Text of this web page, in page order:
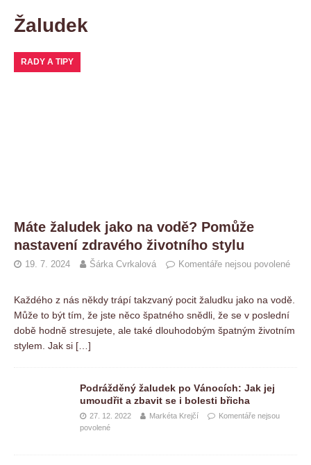
Žaludek
RADY A TIPY
Máte žaludek jako na vodě? Pomůže
nastavení zdravého životního stylu
19. 7. 2024 Šárka Cvrkalová Komentáře nejsou povolené
Každého z nás někdy trápí takzvaný pocit žaludku jako na vodě.
Může to být tím, že jste něco špatného snědli, že se v poslední
době hodně stresujete, ale také dlouhodobým špatným životním
stylem. Jak si […]
Podrážděný žaludek po Vánocích: Jak jej
umoudřit a zbavit se i bolesti břicha
27. 12. 2022 Markéta Krejčí
Komentáře nejsou
povolené